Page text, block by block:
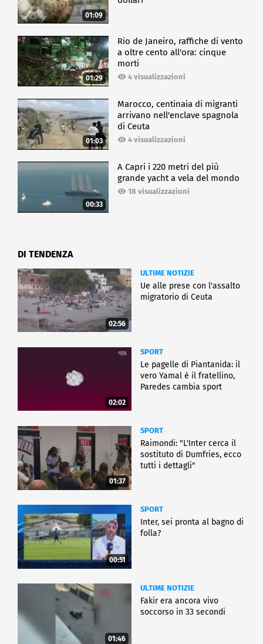
01:09
01:29
Rio de Janeiro, raffiche di vento
a oltre cento all'ora: cinque
morti
4 visualizzazioni
01:03
Marocco, centinaia di migranti
arrivano nell'enclave spagnola
di Ceuta
4 visualizzazioni
00:33
A Capri i 220 metri del più
grande yacht a vela del mondo
18 visualizzazioni
DI TENDENZA
02:56
ULTIME NOTIZIE
Ue alle prese con l'assalto
migratorio di Ceuta
02:02
SPORT
Le pagelle di Piantanida: il
vero Yamal è il fratellino,
Paredes cambia sport
01:37
SPORT
Raimondi: "L'Inter cerca il
sostituto di Dumfries, ecco
tutti i dettagli"
00:51
SPORT
Inter, sei pronta al bagno di
folla?
01:46
ULTIME NOTIZIE
Fakir era ancora vivo
soccorso in 33 secondi